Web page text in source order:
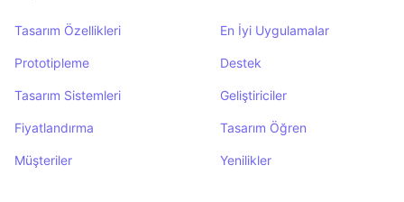
Tasarım Özellikleri
Prototipleme
Tasarım Sistemleri
Fiyatlandırma
Müşteriler
En İyi Uygulamalar
Destek
Geliştiriciler
Tasarım Öğren
Yenilikler